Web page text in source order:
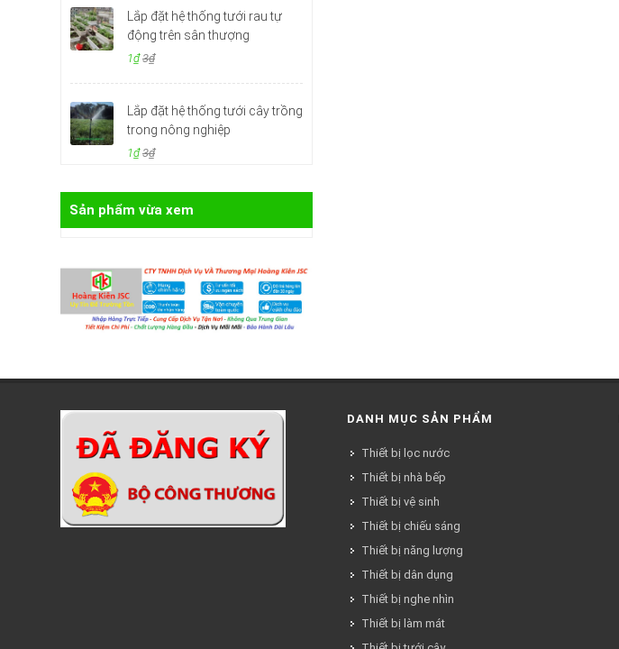
Lắp đặt hệ thống tưới rau tự
động trên sân thượng
1₫ 3₫
Lắp đặt hệ thống tưới cây trồng
trong nông nghiệp
1₫ 3₫
Sản phẩm vừa xem
DANH MỤC SẢN PHẨM
Thiết bị lọc nước
Thiết bị nhà bếp
Thiết bị vệ sinh
Thiết bị chiếu sáng
Thiết bị năng lượng
Thiết bị dân dụng
Thiết bị nghe nhìn
Thiết bị làm mát